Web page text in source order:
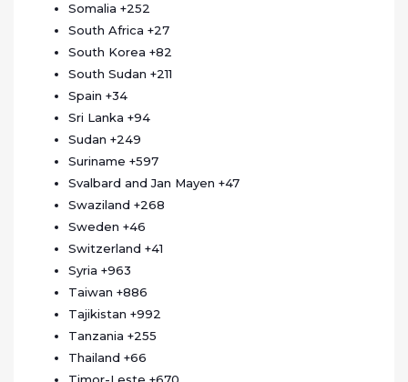
Somalia +252
South Africa +27
South Korea +82
South Sudan +211
Spain +34
Sri Lanka +94
Sudan +249
Suriname +597
Svalbard and Jan Mayen +47
Swaziland +268
Sweden +46
Switzerland +41
Syria +963
Taiwan +886
Tajikistan +992
Tanzania +255
Thailand +66